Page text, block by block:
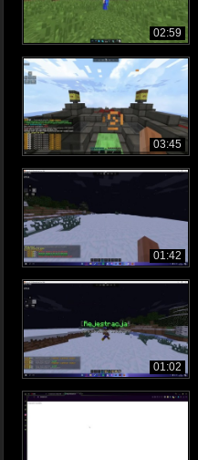
02:59
03:45
01:42
01:02